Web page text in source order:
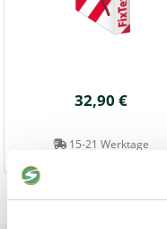
32,90 €
15-21 Werktage